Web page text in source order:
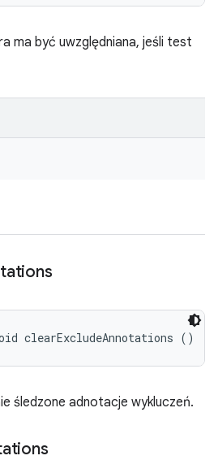
ma być uwzględniana, jeśli test
clearExcludeAnnotations ()
śledzone adnotacje wykluczeń.